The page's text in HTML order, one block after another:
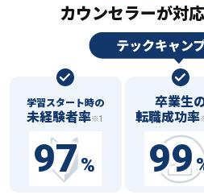
カウンセラーが対
学習スタート時の
未経験者率※1
97%
卒業生
転職成功率
99